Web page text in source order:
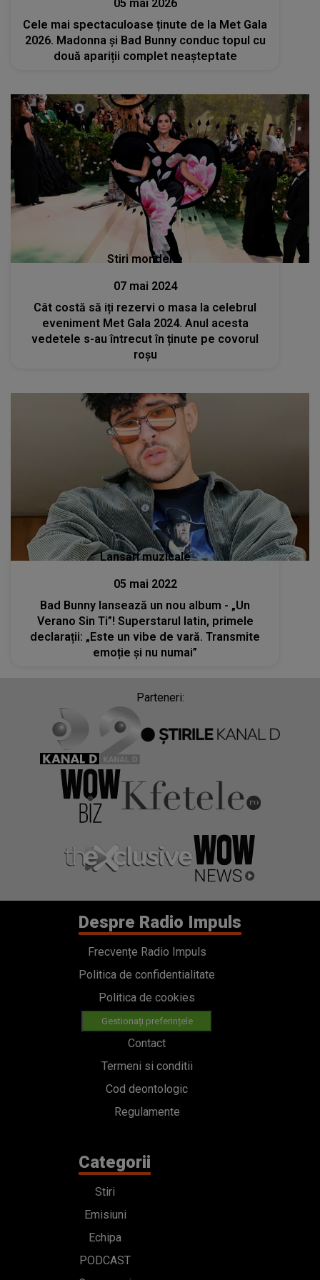
05 mai 2026
Cele mai spectaculoase ținute de la Met Gala
2026. Madonna și Bad Bunny conduc topul cu
două apariții complet neașteptate
Stiri mondene
07 mai 2024
Cât costă să iți rezervi o masa la celebrul
eveniment Met Gala 2024. Anul acesta
vedetele s-au întrecut în ținute pe covorul
roșu
Lansări muzicale
05 mai 2022
Bad Bunny lansează un nou album - „Un
Verano Sin Ti”! Superstarul latin, primele
declarații: „Este un vibe de vară. Transmite
emoție și nu numai”
Parteneri:
Despre Radio Impuls
Frecvențe Radio Impuls
Politica de confidentialitate
Politica de cookies
Gestionați preferințele
Contact
Termeni si conditii
Cod deontologic
Regulamente
Categorii
Stiri
Emisiuni
Echipa
PODCAST